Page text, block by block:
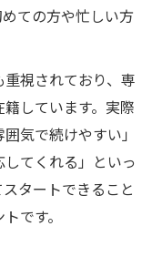
い工夫とアドバ
ての方や忙しい方
視されており、専
しています。実際
気で続けやすい」
してくれる」といっ
タートできること
です。